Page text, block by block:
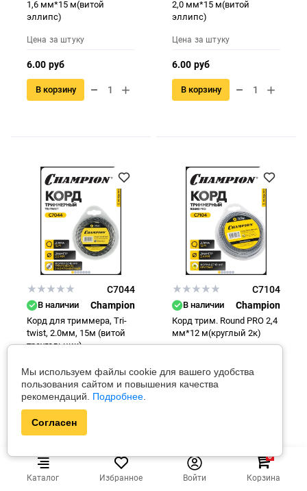
Каталог Избранное Войти Корзина
0
1,6 мм*15 м(витой
эллипс)
Цена за штуку
6.00 руб
В корзину
2,0 мм*15 м(витой
эллипс)
Цена за штуку
6.00 руб
В корзину
C7044
В наличии Champion
Корд для триммера, Tri-
twist, 2.0мм, 15м (витой
треугольник)
Цена за штуку
8.00 руб
В корзину
C7104
В наличии Champion
Корд трим. Round PRO 2,4
мм*12 м(круглый 2к)
Цена за штуку
Мы используем файлы cookie для вашего удобства
пользования сайтом и повышения качества
рекомендаций. Подробнее
Согласен